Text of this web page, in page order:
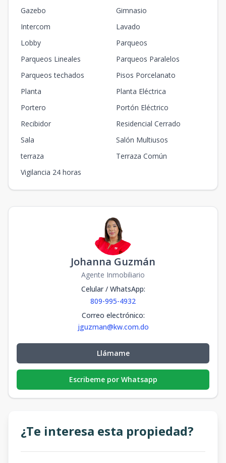
Gazebo
Gimnasio
Intercom
Lavado
Lobby
Parqueos
Parqueos Lineales
Parqueos Paralelos
Parqueos techados
Pisos Porcelanato
Planta
Planta Eléctrica
Portero
Portón Eléctrico
Recibidor
Residencial Cerrado
Sala
Salón Multiusos
terraza
Terraza Común
Vigilancia 24 horas
Johanna Guzmán
Agente Inmobiliario
Celular / WhatsApp:
809-995-4932
Correo electrónico:
jguzman@kw.com.do
Llámame
Escribeme por Whatsapp
¿Te interesa esta propiedad?